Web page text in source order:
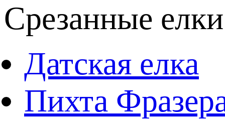
Срезанные
Датская елка
Пихта